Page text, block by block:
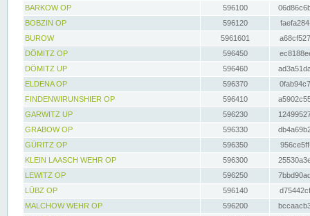
BARKOW OP
596100
BOBZIN OP
596120
BUROW
5961601
DÖMITZ OP
596450
DÖMITZ UP
596460
ELDENA OP
596370
FINDENWIRUNSHIER OP
596410
GARWITZ UP
596230
GRABOW OP
596330
GÜRITZ OP
596350
KLEIN LAASCH WEHR OP
596300
LEWITZ OP
596250
LÜBZ OP
596140
MALCHOW WEHR OP
596200